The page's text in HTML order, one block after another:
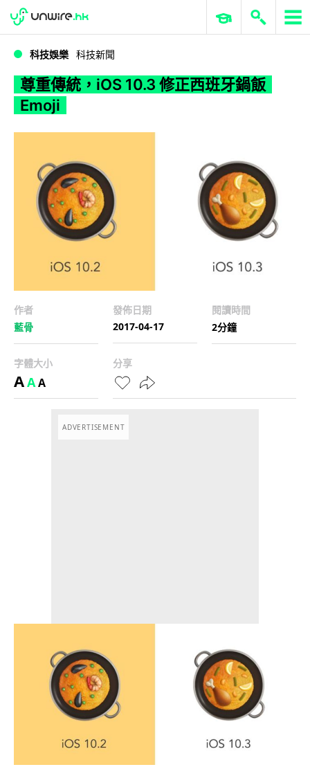
尊重傳統，iOS 10.3 修正西班牙鍋飯 Emoji
WWDC 2026 ERP 與商業 AI
科技娛樂 科技新聞
尊重傳統，iOS 10.3 修正西班牙鍋飯
Emoji
作者
藍骨
發佈日期
2017-04-17
閱讀時間
2分鐘
字體大小
AAA
分享
ADVERTISEMENT